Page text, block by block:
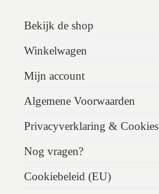
Bekijk de shop
Winkelwagen
Mijn account
Algemene Voorwaarden
Privacyverklaring & Cookies
Nog vragen?
Cookiebeleid (EU)